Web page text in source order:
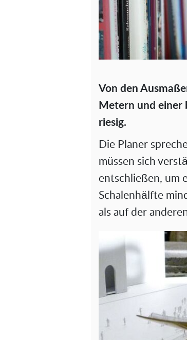
Von den
Metern und einer
riesig.
Die Planer
müssen sich
entschließen, um
Schalenhälfte
als auf der